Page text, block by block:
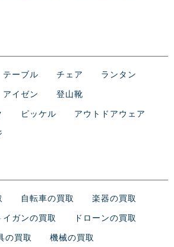
テーブル チェア ランタン
アイゼン 登山靴
ピッケル アウトドアウェア
自転車の買取 楽器の買取
イガンの買取 ドローンの買取
の買取 機械の買取